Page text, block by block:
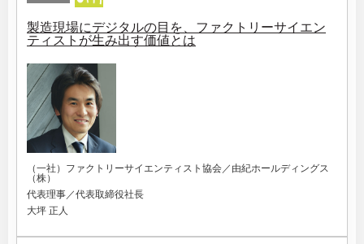
製造現場にデジタルの目を、ファクトリーサイエン
ティストが生み出す価値とは
（一社）ファクトリーサイエンティスト協会／由紀ホールディングス
（株）
代表理事／代表取締役社長
大坪 正人